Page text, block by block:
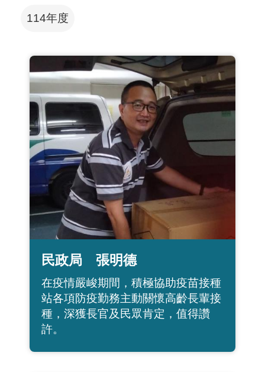
114年度
民政局 張明德
在疫情嚴峻期間，積極協助疫苗接種
站各項防疫勤務主動關懷高齡長輩接
種，深獲長官及民眾肯定，值得讚
許。